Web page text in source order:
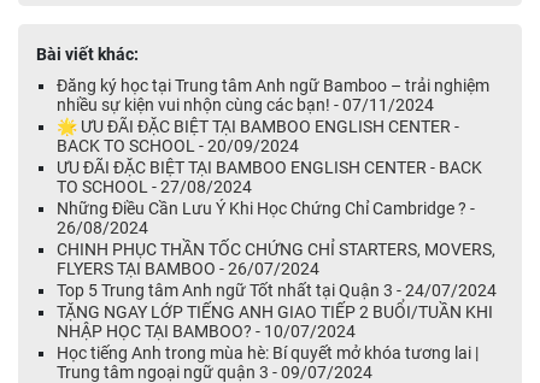
Bài viết khác:
Đăng ký học tại Trung tâm Anh ngữ Bamboo – trải nghiệm
nhiều sự kiện vui nhộn cùng các bạn! - 07/11/2024
🌟 ƯU ĐÃI ĐẶC BIỆT TẠI BAMBOO ENGLISH CENTER -
BACK TO SCHOOL - 20/09/2024
ƯU ĐÃI ĐẶC BIỆT TẠI BAMBOO ENGLISH CENTER - BACK
TO SCHOOL - 27/08/2024
Những Điều Cần Lưu Ý Khi Học Chứng Chỉ Cambridge ? -
26/08/2024
CHINH PHỤC THẦN TỐC CHỨNG CHỈ STARTERS, MOVERS,
FLYERS TẠI BAMBOO - 26/07/2024
Top 5 Trung tâm Anh ngữ Tốt nhất tại Quận 3 - 24/07/2024
TẶNG NGAY LỚP TIẾNG ANH GIAO TIẾP 2 BUỔI/TUẦN KHI
NHẬP HỌC TẠI BAMBOO? - 10/07/2024
Học tiếng Anh trong mùa hè: Bí quyết mở khóa tương lai |
Trung tâm ngoại ngữ quận 3 - 09/07/2024